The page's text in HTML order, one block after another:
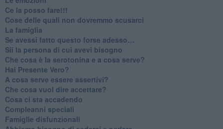
​Ce la posso fare!!!
​Cose delle quali non dovremmo scusarci
​La famiglia
​Se avessi fatto questo forse adesso…
​Sii la persona di cui avevi bisogno
Che cosa è la serotonina e a cosa serve?
​Hai Presente Vero?
A cosa serve essere assertivi?
​Che cosa vuol dire accettare?
​Cosa ci sta accadendo
​Compleanni speciali
​Famiglie disfunzionali